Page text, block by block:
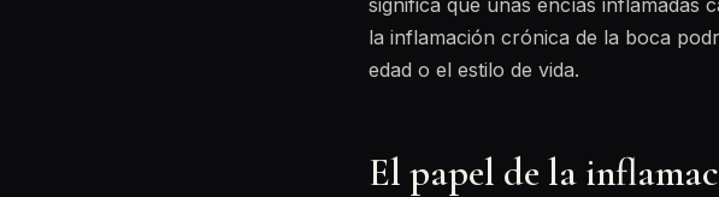
significa que unas encías inflamadas
la inflamación crónica de la boca
edad o el estilo de vida.
El papel de la